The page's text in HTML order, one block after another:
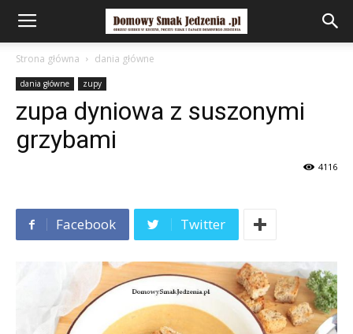
Strona główna dania główne
dania główne zupy
zupa dyniowa z suszonymi
grzybami
4116
Facebook Twitter